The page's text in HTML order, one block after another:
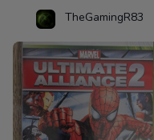
TheGamingR83